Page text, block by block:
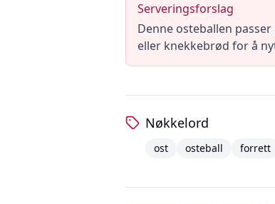
Serveringsforslag
Denne osteballen
eller knekkebrød for å
Nøkkelord
ost osteball forrett